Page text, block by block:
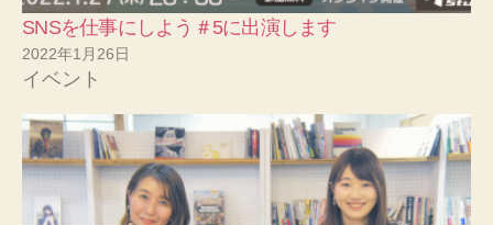
SNSを仕事にしよう＃5に出演します
2022年1月26日
イベント